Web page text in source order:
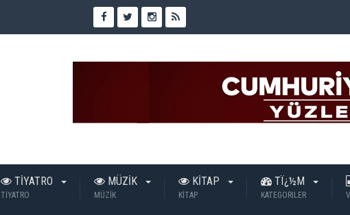
TİYATRO
TİYATRO
MÜZİK
MÜZİK
KİTAP
KİTAP
TÏ¿½M
KATEGORILER